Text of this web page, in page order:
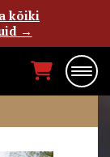
kõiki
→